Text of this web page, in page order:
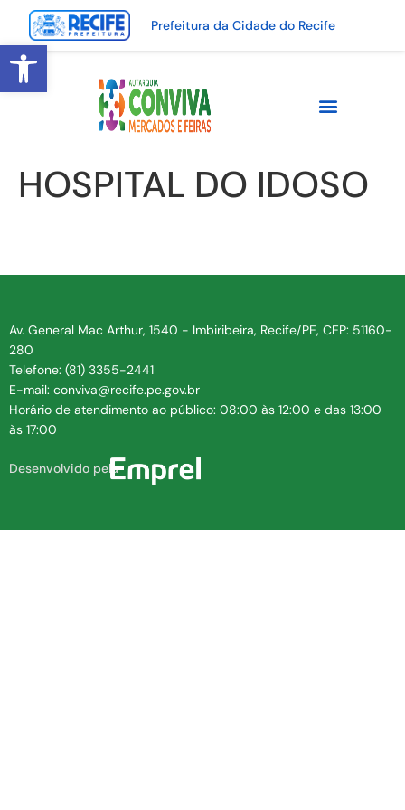
Abrir a barra de ferramentas
Prefeitura da Cidade do Recife
HOSPITAL DO IDOSO
Av. General Mac Arthur, 1540 - Imbiribeira, Recife/PE, CEP: 51160-
280
Telefone: (81) 3355-2441
E-mail: conviva@recife.pe.gov.br
Horário de atendimento ao público: 08:00 às 12:00 e das 13:00
às 17:00
Desenvolvido pela